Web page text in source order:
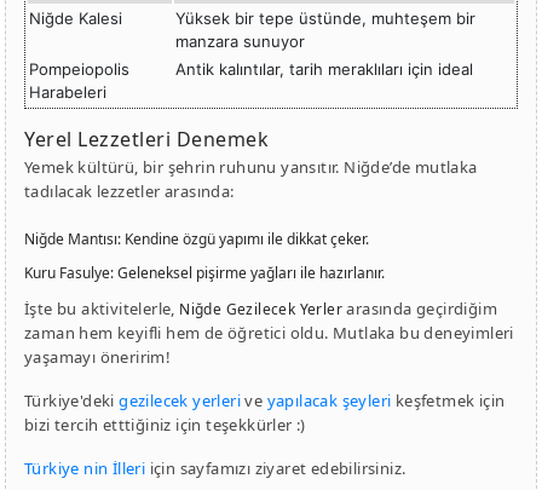
Niğde Kalesi
Yüksek bir tepe üstünde, muhteşem bir
manzara sunuyor
Pompeiopolis
Harabeleri
Antik kalıntılar, tarih meraklıları için ideal
Yerel Lezzetleri Denemek
Yemek kültürü, bir şehrin ruhunu yansıtır. Niğde’de mutlaka
tadılacak lezzetler arasında:
Niğde Mantısı: Kendine özgü yapımı ile dikkat çeker.
Kuru Fasulye: Geleneksel pişirme yağları ile hazırlanır.
İşte bu aktivitelerle, Niğde Gezilecek Yerlerarasında geçirdiğim
zaman hem keyifli hem de öğretici oldu. Mutlaka bu deneyimleri
yaşamayı öneririm!
Türkiye'dekigezilecek yerlerive yapılacak şeyleri keşfetmek için
bizi tercih etttiğiniz için teşekkürler :)
Türkiye nin İlleri için sayfamızı ziyaret edebilirsiniz.